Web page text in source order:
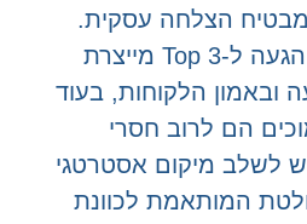
מבטיח הצלחה עסקית.
המאמר מדגיש כי רק הגעה ל-Top 3 מייצרת
ובאמון הלקוחות, בעוד
הם לרוב חסרי
לשלב מיקום אסטרטגי
המותאמת לכוונת